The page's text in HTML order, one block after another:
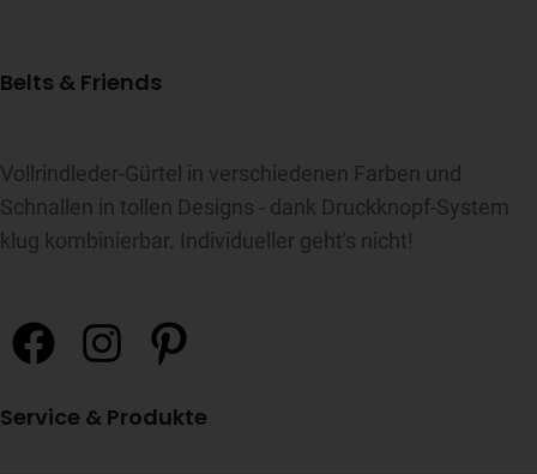
Belts & Friends
Vollrindleder-Gürtel in verschiedenen Farben und
Schnallen in tollen Designs - dank Druckknopf-System
klug kombinierbar. Individueller geht's nicht!
Service & Produkte